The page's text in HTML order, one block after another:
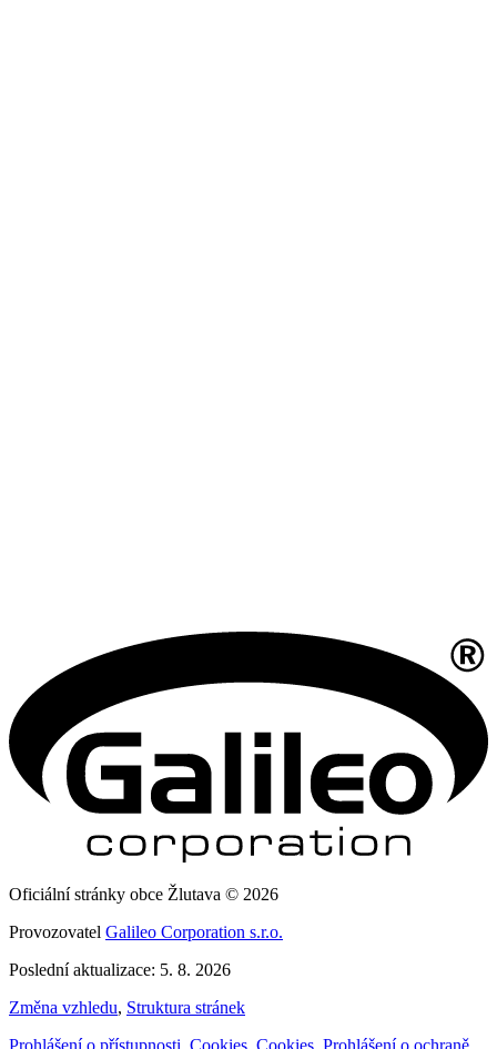
Oficiální stránky obce Žlutava © 2026
Provozovatel Galileo Corporation s.r.o.
Poslední aktualizace: 5. 8. 2026
Změna vzhledu, Struktura stránek
Prohlášení o přístupnosti Cookies Cookies Prohlášení o ochraně